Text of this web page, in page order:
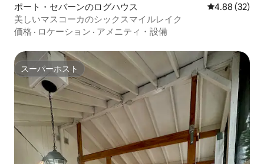
ポート・セバーンのログハウス レビュー32
4.88 (32)
美しいマスコーカのシックスマイルレイク
価格 · ロケーション · アメニティ・設備
スーパーホスト
スーパーホスト